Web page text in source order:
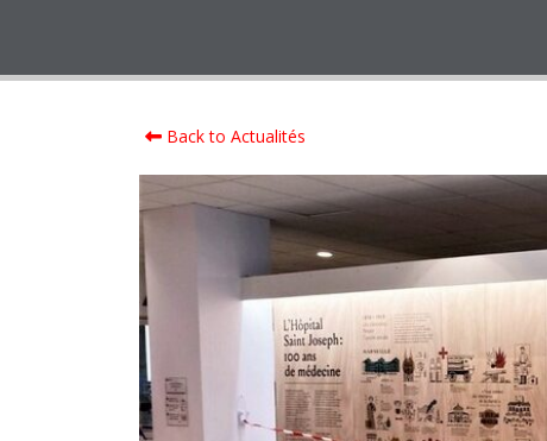
Back to Actualités